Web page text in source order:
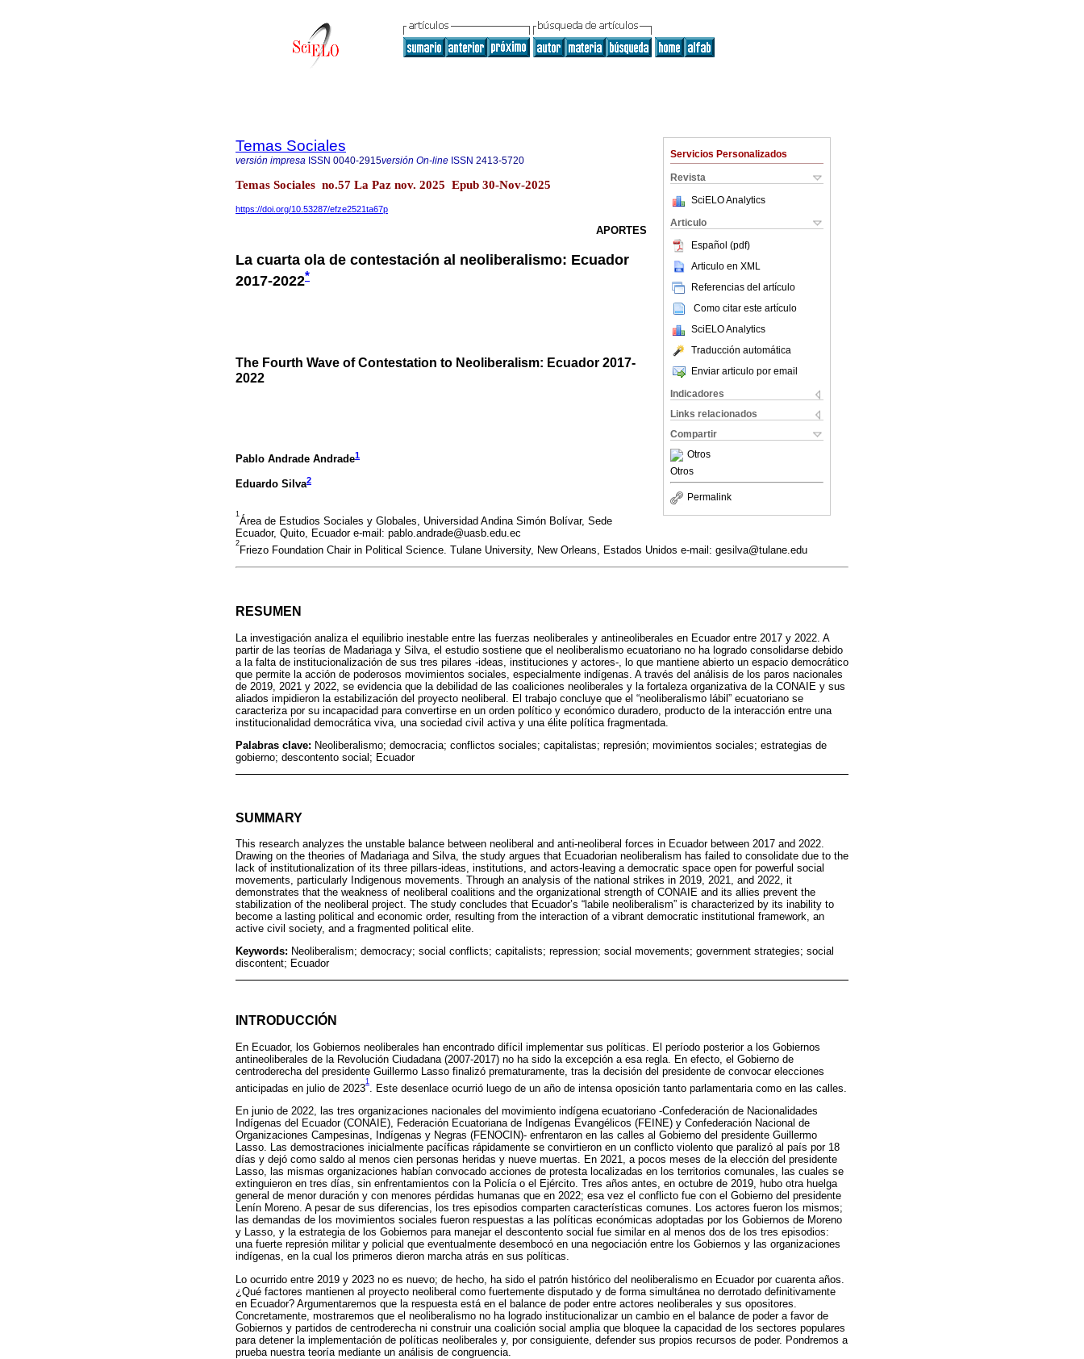
Servicios Personalizados
Revista
SciELO Analytics
Articulo
Español (pdf)
Articulo en XML
Referencias del artículo
Como citar este artículo
SciELO Analytics
Traducción automática
Enviar articulo por email
Indicadores
Links relacionados
Compartir
Otros
Otros
Permalink
Temas Sociales
versión impresa ISSN 0040-2915versión On-line ISSN 2413-5720
Temas Sociales no.57 La Paz nov. 2025 Epub 30-Nov-2025
https://doi.org/10.53287/efze2521ta67p
APORTES
La cuarta ola de contestación al neoliberalismo: Ecuador
2017-2022*
The Fourth Wave of Contestation to Neoliberalism: Ecuador 2017-
2022
Pablo Andrade Andrade1
Eduardo Silva2
1
Área de Estudios Sociales y Globales, Universidad Andina Simón Bolívar, Sede
Ecuador, Quito, Ecuador e-mail: pablo.andrade@uasb.edu.ec
2
Friezo Foundation Chair in Political Science. Tulane University, New Orleans, Estados Unidos e-mail: gesilva@tulane.edu
RESUMEN
La investigación analiza el equilibrio inestable entre las fuerzas neoliberales y antineoliberales en Ecuador entre 2017 y 2022. A
partir de las teorías de Madariaga y Silva, el estudio sostiene que el neoliberalismo ecuatoriano no ha logrado consolidarse debido
a la falta de institucionalización de sus tres pilares -ideas, instituciones y actores-, lo que mantiene abierto un espacio democrático
que permite la acción de poderosos movimientos sociales, especialmente indígenas. A través del análisis de los paros nacionales
de 2019, 2021 y 2022, se evidencia que la debilidad de las coaliciones neoliberales y la fortaleza organizativa de la CONAIE y sus
aliados impidieron la estabilización del proyecto neoliberal. El trabajo concluye que el “neoliberalismo lábil” ecuatoriano se
caracteriza por su incapacidad para convertirse en un orden político y económico duradero, producto de la interacción entre una
institucionalidad democrática viva, una sociedad civil activa y una élite política fragmentada.
Palabras clave: Neoliberalismo; democracia; conflictos sociales; capitalistas; represión; movimientos sociales; estrategias de
gobierno; descontento social; Ecuador
SUMMARY
This research analyzes the unstable balance between neoliberal and anti-neoliberal forces in Ecuador between 2017 and 2022.
Drawing on the theories of Madariaga and Silva, the study argues that Ecuadorian neoliberalism has failed to consolidate due to the
lack of institutionalization of its three pillars-ideas, institutions, and actors-leaving a democratic space open for powerful social
movements, particularly Indigenous movements. Through an analysis of the national strikes in 2019, 2021, and 2022, it
demonstrates that the weakness of neoliberal coalitions and the organizational strength of CONAIE and its allies prevent the
stabilization of the neoliberal project. The study concludes that Ecuador’s “labile neoliberalism” is characterized by its inability to
become a lasting political and economic order, resulting from the interaction of a vibrant democratic institutional framework, an
active civil society, and a fragmented political elite.
Keywords: Neoliberalism; democracy; social conflicts; capitalists; repression; social movements; government strategies; social
discontent; Ecuador
INTRODUCCIÓN
En Ecuador, los Gobiernos neoliberales han encontrado difícil implementar sus políticas. El período posterior a los Gobiernos
antineoliberales de la Revolución Ciudadana (2007-2017) no ha sido la excepción a esa regla. En efecto, el Gobierno de
centroderecha del presidente Guillermo Lasso finalizó prematuramente, tras la decisión del presidente de convocar elecciones
anticipadas en julio de 2023
1
. Este desenlace ocurrió luego de un año de intensa oposición tanto parlamentaria como en las calles.
En junio de 2022, las tres organizaciones nacionales del movimiento indígena ecuatoriano -Confederación de Nacionalidades
Indígenas del Ecuador (CONAIE), Federación Ecuatoriana de Indígenas Evangélicos (FEINE) y Confederación Nacional de
Organizaciones Campesinas, Indígenas y Negras (FENOCIN)- enfrentaron en las calles al Gobierno del presidente Guillermo
Lasso. Las demostraciones inicialmente pacíficas rápidamente se convirtieron en un conflicto violento que paralizó al país por 18
días y dejó como saldo al menos cien personas heridas y nueve muertas. En 2021, a pocos meses de la elección del presidente
Lasso, las mismas organizaciones habían convocado acciones de protesta localizadas en los territorios comunales, las cuales se
extinguieron en tres días, sin enfrentamientos con la Policía o el Ejército. Tres años antes, en octubre de 2019, hubo otra huelga
general de menor duración y con menores pérdidas humanas que en 2022; esa vez el conflicto fue con el Gobierno del presidente
Lenín Moreno. A pesar de sus diferencias, los tres episodios comparten características comunes. Los actores fueron los mismos;
las demandas de los movimientos sociales fueron respuestas a las políticas económicas adoptadas por los Gobiernos de Moreno
y Lasso, y la estrategia de los Gobiernos para manejar el descontento social fue similar en al menos dos de los tres episodios:
una fuerte represión militar y policial que eventualmente desembocó en una negociación entre los Gobiernos y las organizaciones
indígenas, en la cual los primeros dieron marcha atrás en sus políticas.
Lo ocurrido entre 2019 y 2023 no es nuevo; de hecho, ha sido el patrón histórico del neoliberalismo en Ecuador por cuarenta años.
¿Qué factores mantienen al proyecto neoliberal como fuertemente disputado y de forma simultánea no derrotado definitivamente
en Ecuador? Argumentaremos que la respuesta está en el balance de poder entre actores neoliberales y sus opositores.
Concretamente, mostraremos que el neoliberalismo no ha logrado institucionalizar un cambio en el balance de poder a favor de
Gobiernos y partidos de centroderecha ni construir una coalición social amplia que bloquee la capacidad de los sectores populares
para detener la implementación de políticas neoliberales y, por consiguiente, defender sus propios recursos de poder. Pondremos a
prueba nuestra teoría mediante un análisis de congruencia.